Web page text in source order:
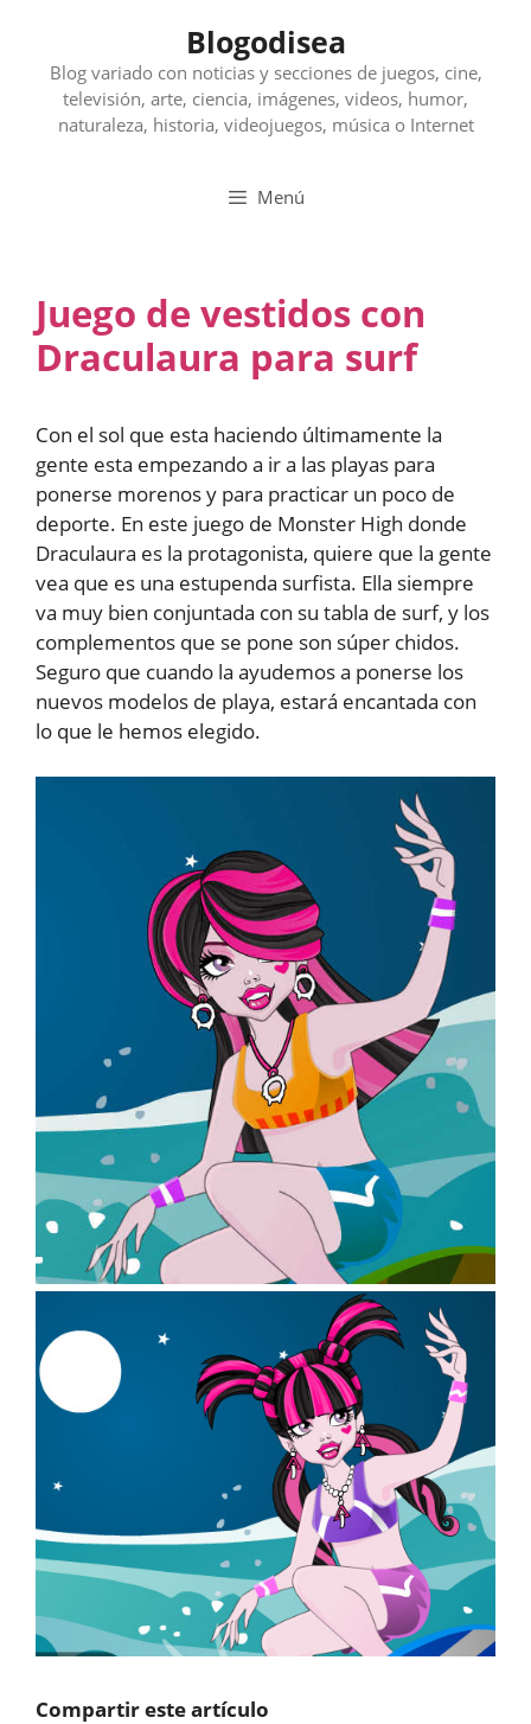
contenido
Blogodisea
Blog variado con noticias y secciones de juegos, cine,
televisión, arte, ciencia, imágenes, videos, humor,
naturaleza, historia, videojuegos, música o Internet
Menú
Juego de vestidos con
Draculaura para surf
Con el sol que esta haciendo últimamente la
gente esta empezando a ir a las playas para
ponerse morenos y para practicar un poco de
deporte. En este juego de Monster High donde
Draculaura es la protagonista, quiere que la gente
vea que es una estupenda surfista. Ella siempre
va muy bien conjuntada con su tabla de surf, y los
complementos que se pone son súper chidos.
Seguro que cuando la ayudemos a ponerse los
nuevos modelos de playa, estará encantada con
lo que le hemos elegido.
Compartir este artículo